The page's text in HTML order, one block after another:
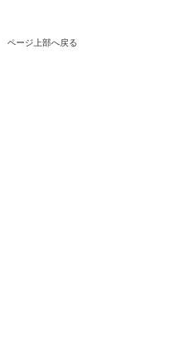
ページ上部へ戻る